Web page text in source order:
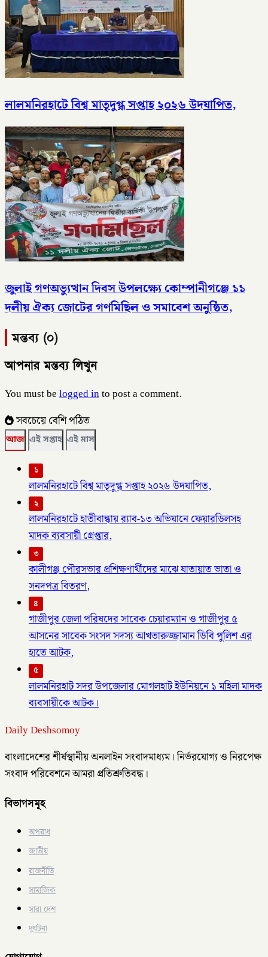
লালমনিরহাটে বিশ্ব মাতৃদুগ্ধ সপ্তাহ ২০২৬ উদযাপিত,
জুলাই গণঅভ্যুত্থান দিবস উপলক্ষ্যে কোম্পানীগঞ্জে ১১
দলীয় ঐক্য জোটের গণমিছিল ও সমাবেশ অনুষ্ঠিত,
মন্তব্য (০)
আপনার মন্তব্য লিখুন
You must belogged into post a comment.
সবচেয়ে বেশি পঠিত
আজ এই সপ্তাহ এই মাস
১
লালমনিরহাটে বিশ্ব মাতৃদুগ্ধ সপ্তাহ ২০২৬ উদযাপিত,
২
লালমনিরহাটে হাতীবান্ধায় র‌্যাব-১৩ অভিযানে ফেয়ারডিলসহ
মাদক ব্যবসায়ী গ্রেপ্তার,
৩
কালীগঞ্জ পৌরসভার প্রশিক্ষণার্থীদের মাঝে যাতায়াত ভাতা ও
সনদপত্র বিতরণ,
৪
গাজীপুর জেলা পরিষদের সাবেক চেয়ারম্যান ও গাজীপুর ৫
আসনের সাবেক সংসদ সদস্য আখতারুজ্জামান ডিবি পুলিশ এর
হাতে আটক,
৫
লালমনিরহাট সদর উপজেলার মোগলহাট ইউনিয়নে ১ মহিলা মাদক
ব্যবসায়ীকে আটক।
Daily Deshsomoy
বাংলাদেশের শীর্ষস্থানীয় অনলাইন সংবাদমাধ্যম। নির্ভরযোগ্য ও নিরপেক্ষ
সংবাদ পরিবেশনে আমরা প্রতিশ্রুতিবদ্ধ।
বিভাগসমূহ
অপরাধ
জাতীয়
রাজনীতি
সামাজিক
সারা দেশ
দুর্ঘটনা